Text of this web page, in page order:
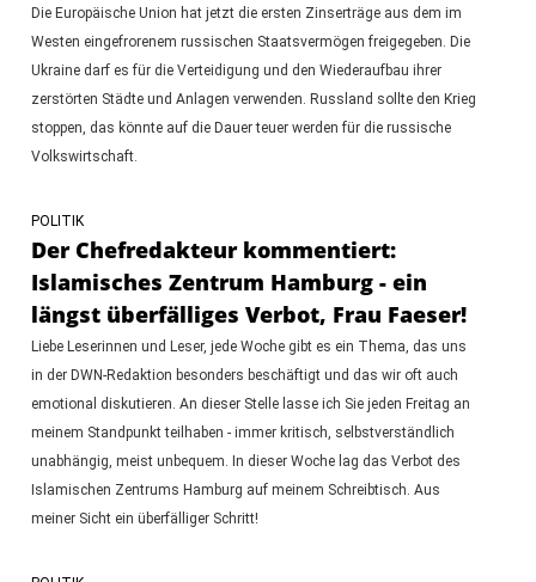
Die Europäische Union hat jetzt die ersten Zinserträge aus dem im
Westen eingefrorenem russischen Staatsvermögen freigegeben. Die
Ukraine darf es für die Verteidigung und den Wiederaufbau ihrer
zerstörten Städte und Anlagen verwenden. Russland sollte den Krieg
stoppen, das könnte auf die Dauer teuer werden für die russische
Volkswirtschaft.
POLITIK
Der Chefredakteur kommentiert:
Islamisches Zentrum Hamburg - ein
längst überfälliges Verbot, Frau Faeser!
Liebe Leserinnen und Leser, jede Woche gibt es ein Thema, das uns
in der DWN-Redaktion besonders beschäftigt und das wir oft auch
emotional diskutieren. An dieser Stelle lasse ich Sie jeden Freitag an
meinem Standpunkt teilhaben - immer kritisch, selbstverständlich
unabhängig, meist unbequem. In dieser Woche lag das Verbot des
Islamischen Zentrums Hamburg auf meinem Schreibtisch. Aus
meiner Sicht ein überfälliger Schritt!